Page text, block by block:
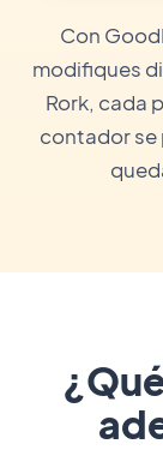
Con
modifiques
Rork, cada
contador se